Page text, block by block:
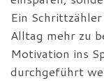
Ein
Alltag mehr zu
Motivation ins
durchgeführt